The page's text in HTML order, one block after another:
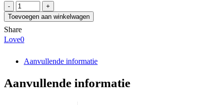
EZO
629
aantal
Toevoegen aan winkelwagen
Share
Love0
Aanvullende informatie
Aanvullende informatie